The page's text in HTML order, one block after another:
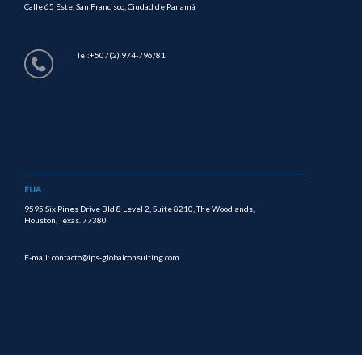
Calle 65 Este, San Francisco, Ciudad de Panamá
Tel:+507(2) 974-796/81
EUA
9595 Six Pines Drive Bld 8 Level 2, Suite 8210, The Woodlands,
Houston, Texas. 77380
E-mail: contacto@ips-globalconsulting.com